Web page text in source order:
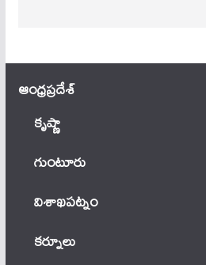
ఆంధ్ర‌ప్ర‌దేశ్
కృష్ణా
గుంటూరు
విశాఖపట్నం
కర్నూలు